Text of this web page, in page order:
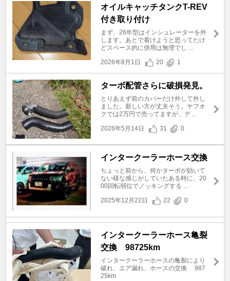
オイルキャッチタンクT-REV
付き取り付け
まず、26年型はインシュレーターを外
します。あとで着けようと思ってたけ
どスペース的に併用は無理でし ...
2026年8月1日
20 1
ターボ配管さらに破損発見。
とりあえず前のカバーだけ外して外し
ました。新しい方が丈夫そう。ヤフオ
クでは2万円で売ってますが、デ ...
2026年5月14日
31 0
インタークーラーホース交換
ちょっと前から、何かターボが効いて
ない様な感じがしていたある時に、20
00回転弱位でノッキングする ...
2025年12月22日
22 0
インタークーラーホース亀裂
交換 98725km
インタークーラーホースの亀裂により
破れ、エア漏れ、ホースの交換 987
25km